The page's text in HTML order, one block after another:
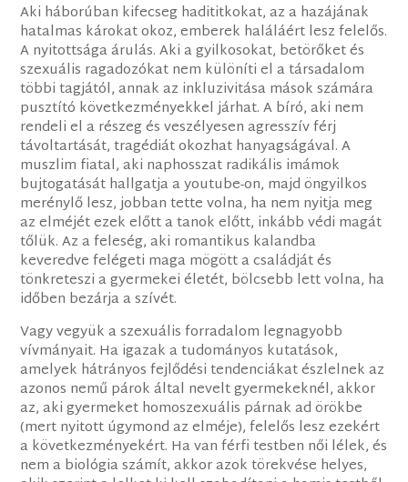
Aki háborúban kifecseg hadititkokat, az a hazájának
hatalmas károkat okoz, emberek haláláért lesz felelős.
A nyitottsága árulás. Aki a gyilkosokat, betörőket és
szexuális ragadozókat nem különíti el a társadalom
többi tagjától, annak az inkluzivitása mások számára
pusztító következményekkel járhat. A bíró, aki nem
rendeli el a részeg és veszélyesen agresszív férj
távoltartását, tragédiát okozhat hanyagságával. A
muszlim fiatal, aki naphosszat radikális imámok
bujtogatását hallgatja a youtube-on, majd öngyilkos
merénylő lesz, jobban tette volna, ha nem nyitja meg
az elméjét ezek előtt a tanok előtt, inkább védi magát
tőlük. Az a feleség, aki romantikus kalandba
keveredve felégeti maga mögött a családját és
tönkreteszi a gyermekei életét, bölcsebb lett volna, ha
időben bezárja a szívét.
Vagy vegyük a szexuális forradalom legnagyobb
vívmányait. Ha igazak a tudományos kutatások,
amelyek hátrányos fejlődési tendenciákat észlelnek az
azonos nemű párok által nevelt gyermekeknél, akkor
az, aki gyermeket homoszexuális párnak ad örökbe
(mert nyitott úgymond az elméje), felelős lesz ezekért
a következményekért. Ha van férfi testben női lélek, és
nem a biológia számít, akkor azok törekvése helyes,